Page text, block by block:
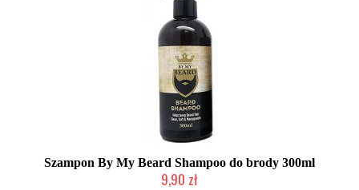
Szampon By My Beard Shampoo do brody 300ml
9,90 zł